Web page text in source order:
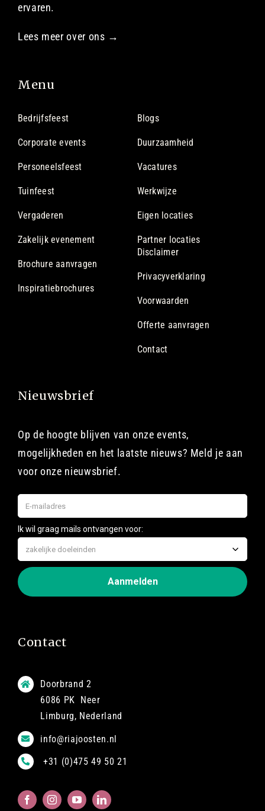
ervaren.
Lees meer over ons →
Menu
Bedrijfsfeest
Corporate events
Personeelsfeest
Tuinfeest
Vergaderen
Zakelijk evenement
Brochure aanvragen
Inspiratiebrochures
Blogs
Duurzaamheid
Vacatures
Werkwijze
Eigen locaties
Partner locaties
Disclaimer
Privacyverklaring
Voorwaarden
Offerte aanvragen
Contact
Nieuwsbrief
Op de hoogte blijven van onze events,
mogelijkheden en het laatste nieuws? Meld je aan
voor onze nieuwsbrief.
Contact
Doorbrand 2
6086 PK Neer
Limburg, Nederland
info@riajoosten.nl
+31 (0)475 49 50 21